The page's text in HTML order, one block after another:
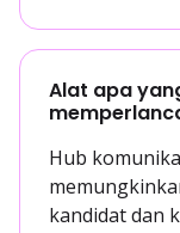
Alat apa
Hub
kandidat dan